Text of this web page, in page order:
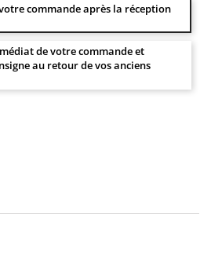
commande après la réception
de votre commande et
au retour de vos anciens